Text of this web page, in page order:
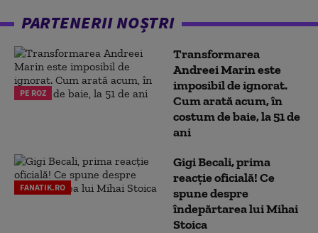
PARTENERII NOȘTRI
PE ROZ
Transformarea
Andreei Marin este
imposibil de ignorat.
Cum arată acum, în
costum de baie, la 51 de
ani
FANATIK.RO
Gigi Becali, prima
reacție oficială! Ce
spune despre
îndepărtarea lui Mihai
Stoica